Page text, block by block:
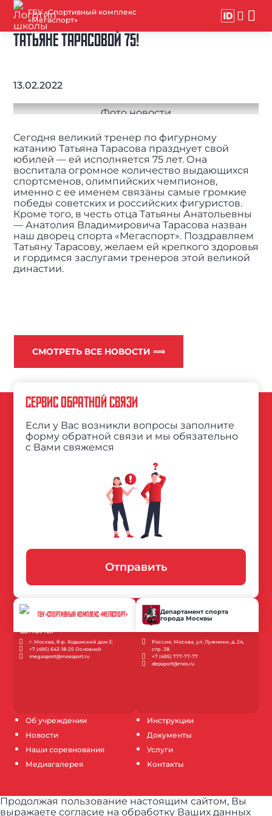
ГБУ «Спортивный комплекс
«Мегаспорт»
ТАТЬЯНЕ ТАРАСОВОЙ 75!
13.02.2022
Сегодня великий тренер по фигурному
катанию Татьяна Тарасова празднует свой
юбилей — ей исполняется 75 лет. Она
воспитала огромное количество выдающихся
спортсменов, олимпийских чемпионов,
именно с ее именем связаны самые громкие
победы советских и российских фигуристов.
Кроме того, в честь отца Татьяны Анатольевны
— Анатолия Владимировича Тарасова назван
наш дворец спорта «Мегаспорт». Поздравляем
Татьяну Тарасову, желаем ей крепкого здоровья
и гордимся заслугами тренеров этой великой
династии.
СМОТРЕТЬ ВСЕ НОВОСТИ ⟹
Об учреждении
Новости
Наши соревнования
Медиагалерея
Инструкции
Документы
Услуги
Контакты
СЕРВИС ОБРАТНОЙ СВЯЗИ
Если у Вас возникли вопросы заполните
форму обратной связи и мы обязательно
с Вами свяжемся
Отправить
ГБУ «СПОРТИВНЫЙ КОМПЛЕКС «МЕГАСПОРТ»
г. Москва, б-р. Ходынский дом 3;
+7 (495) 643-18-25 Основной
megasport@mossport.ru
Департамент спорта
города Москвы
Россия, Москва, ул. Лужники, д. 24,
стр. 38
+7 (495) 777-77-77
depsport@mos.ru
Продолжая пользование настоящим сайтом, Вы
выражаете согласие на обработку Ваших данных